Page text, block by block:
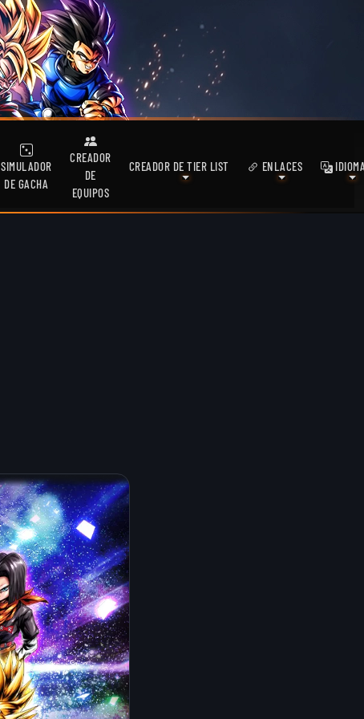
SIMULADOR
DE GACHA
CREADOR
DE
EQUIPOS
CREADOR DE TIER LIST ENLACES